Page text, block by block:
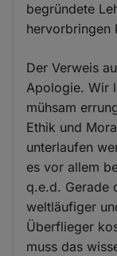
begründete
hervorbringen
Der Verweis
Apologie. Wir
mühsam
Ethik und
unterlaufen
es vor allem
q.e.d. Gerade
weltläufiger
Überflieger
muss das